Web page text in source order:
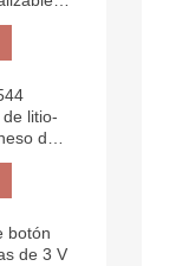
de
y
litio-
de
750
un
botón
de 3 V